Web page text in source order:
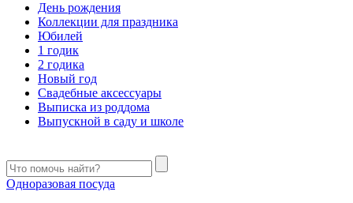
День рождения
Коллекции для праздника
Юбилей
1 годик
2 годика
Новый год
Свадебные аксессуары
Выписка из роддома
Выпускной в саду и школе
Одноразовая посуда